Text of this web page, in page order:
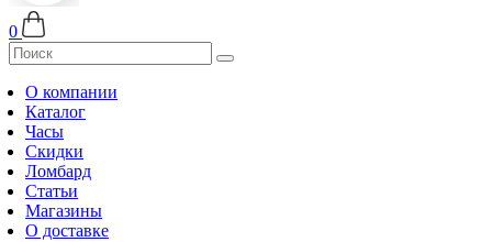
0
О компании
Каталог
Часы
Скидки
Ломбард
Статьи
Магазины
О доставке